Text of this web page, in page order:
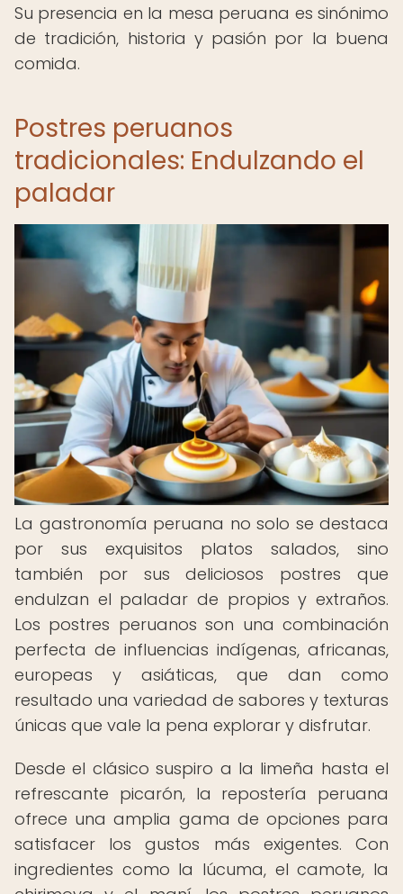
Su presencia en la mesa peruana es sinónimo
de tradición, historia y pasión por la buena
comida.
Postres peruanos
tradicionales: Endulzando el
paladar
La gastronomía peruana no solo se destaca
por sus exquisitos platos salados, sino
también por sus deliciosos postres que
endulzan el paladar de propios y extraños.
Los postres peruanos son una combinación
perfecta de influencias indígenas, africanas,
europeas y asiáticas, que dan como
resultado una variedad de sabores y texturas
únicas que vale la pena explorar y disfrutar.
Desde el clásico suspiro a la limeña hasta el
refrescante picarón, la repostería peruana
ofrece una amplia gama de opciones para
satisfacer los gustos más exigentes. Con
ingredientes como la lúcuma, el camote, la